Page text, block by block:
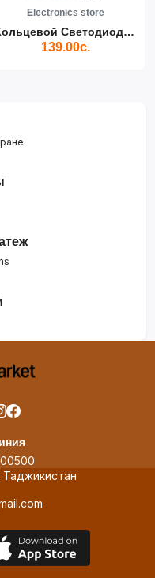
Electronics store
Кольцевой Светодиодный Св...
139.00с.